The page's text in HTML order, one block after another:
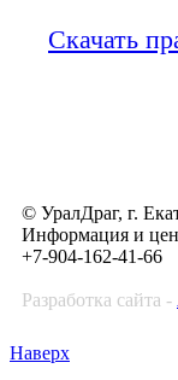
Скачать
© УралДраг, г.
Информация и
+7-904-162-41-66
Разработка сайта -
Наверх